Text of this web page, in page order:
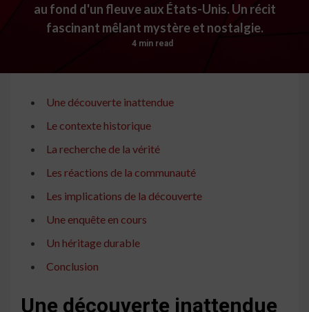
au fond d'un fleuve aux États-Unis. Un récit
fascinant mêlant mystère et nostalgie.
4 min read
Une découverte inattendue
Le contexte historique
La recherche de la vérité
Les réactions de la communauté
Les implications de la découverte
Une enquête en cours
Un héritage durable
Conclusion
Une découverte inattendue